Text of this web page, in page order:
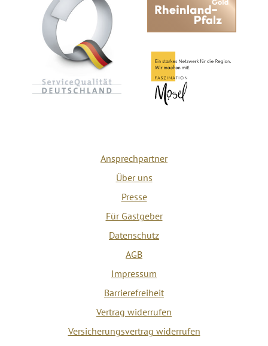
Ansprechpartner
Über uns
Presse
Für Gastgeber
Datenschutz
AGB
Impressum
Barrierefreiheit
Vertrag widerrufen
Versicherungsvertrag widerrufen